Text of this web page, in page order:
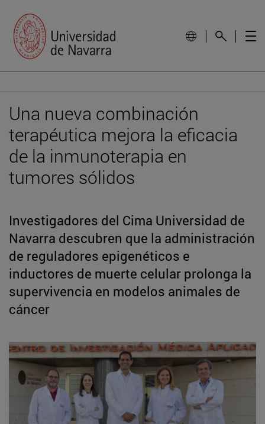
Una nueva combinación
terapéutica mejora la eficacia
de la inmunoterapia en
tumores sólidos
Investigadores del Cima Universidad de
Navarra descubren que la administración
de reguladores epigenéticos e
inductores de muerte celular prolonga la
supervivencia en modelos animales de
cáncer